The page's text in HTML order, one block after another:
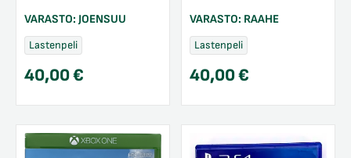
VARASTO: JOENSUU
Lastenpeli
40,00€
VARASTO: RAAHE
Lastenpeli
40,00€